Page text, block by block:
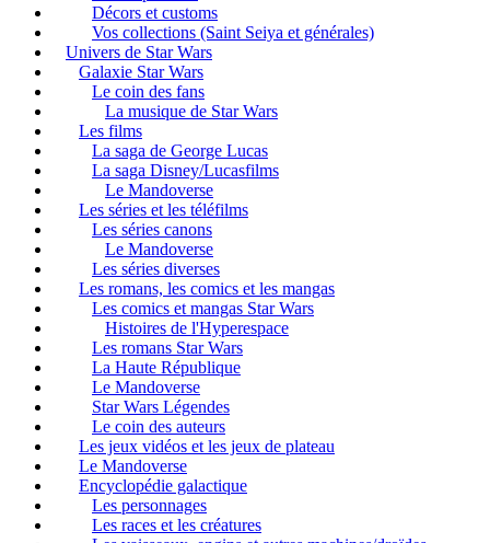
Décors et customs
Vos collections (Saint Seiya et générales)
Univers de Star Wars
Galaxie Star Wars
Le coin des fans
La musique de Star Wars
Les films
La saga de George Lucas
La saga Disney/Lucasfilms
Le Mandoverse
Les séries et les téléfilms
Les séries canons
Le Mandoverse
Les séries diverses
Les romans, les comics et les mangas
Les comics et mangas Star Wars
Histoires de l'Hyperespace
Les romans Star Wars
La Haute République
Le Mandoverse
Star Wars Légendes
Le coin des auteurs
Les jeux vidéos et les jeux de plateau
Le Mandoverse
Encyclopédie galactique
Les personnages
Les races et les créatures